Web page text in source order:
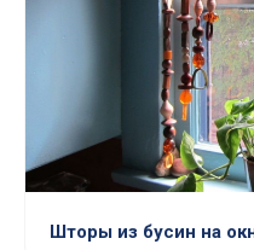
Шторы из бусин на